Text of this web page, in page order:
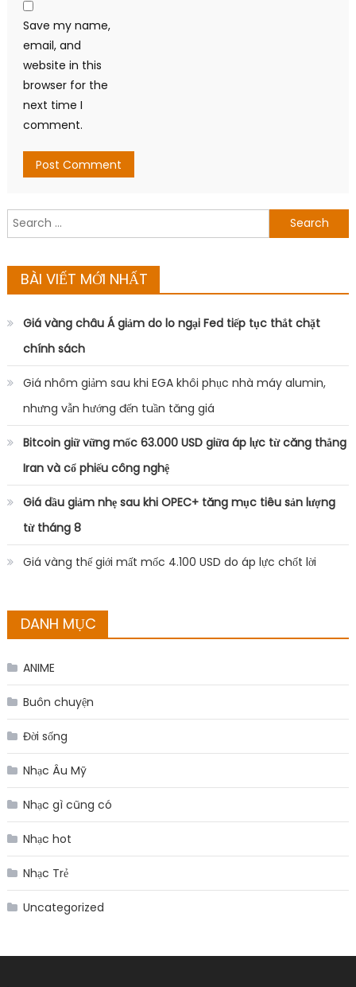
Save my name,
email, and
website in this
browser for the
next time I
comment.
Search
for:
BÀI VIẾT MỚI NHẤT
Giá vàng châu Á giảm do lo ngại Fed tiếp tục thắt chặt
chính sách
Giá nhôm giảm sau khi EGA khôi phục nhà máy alumin,
nhưng vẫn hướng đến tuần tăng giá
Bitcoin giữ vững mốc 63.000 USD giữa áp lực từ căng thẳng
Iran và cổ phiếu công nghệ
Giá dầu giảm nhẹ sau khi OPEC+ tăng mục tiêu sản lượng
từ tháng 8
Giá vàng thế giới mất mốc 4.100 USD do áp lực chốt lời
DANH MỤC
ANIME
Buôn chuyện
Đời sống
Nhạc Âu Mỹ
Nhạc gì cũng có
Nhạc hot
Nhạc Trẻ
Uncategorized